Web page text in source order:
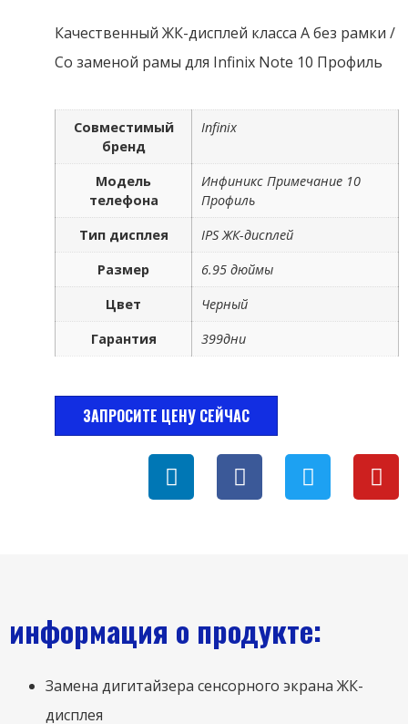
Качественный ЖК-дисплей класса А без рамки /
Со заменой рамы для Infinix Note 10 Профиль
Совместимый
бренд
Infinix
Модель
телефона
Инфиникс Примечание 10
Профиль
Тип дисплея
IPS ЖК-дисплей
Размер
6.95 дюймы
Цвет
Черный
Гарантия
399дни
ЗАПРОСИТЕ ЦЕНУ СЕЙЧАС
информация о продукте:
Замена дигитайзера сенсорного экрана ЖК-
дисплея